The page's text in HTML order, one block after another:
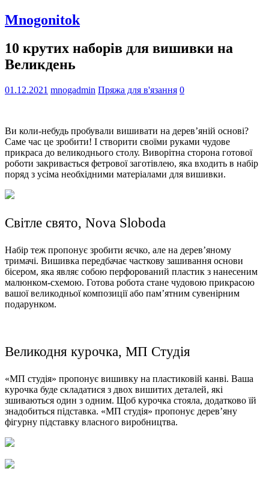
Mnogonitok
10 крутих наборів для вишивки на
Великдень
01.12.2021 mnogadmin Пряжа для в'язання 0
Ви коли-небудь пробували вишивати на дерев’яній основі?
Саме час це зробити! І створити своїми руками чудове
прикраса до великоднього столу. Виворітна сторона готової
роботи закривається фетрової заготівлею, яка входить в набір
поряд з усіма необхідними матеріалами для вишивки.
Світле свято, Nova Sloboda
Набір теж пропонує зробити яєчко, але на дерев’яному
тримачі. Вишивка передбачає часткову зашивання основи
бісером, яка являє собою перфорований пластик з нанесеним
малюнком-схемою. Готова робота стане чудовою прикрасою
вашої великодньої композиції або пам’ятним сувенірним
подарунком.
Великодня курочка, МП Студія
«МП студія» пропонує вишивку на пластиковій канві. Ваша
курочка буде складатися з двох вишитих деталей, які
зшиваються один з одним. Щоб курочка стояла, додатково їй
знадобиться підставка. «МП студія» пропонує дерев’яну
фігурну підставку власного виробництва.